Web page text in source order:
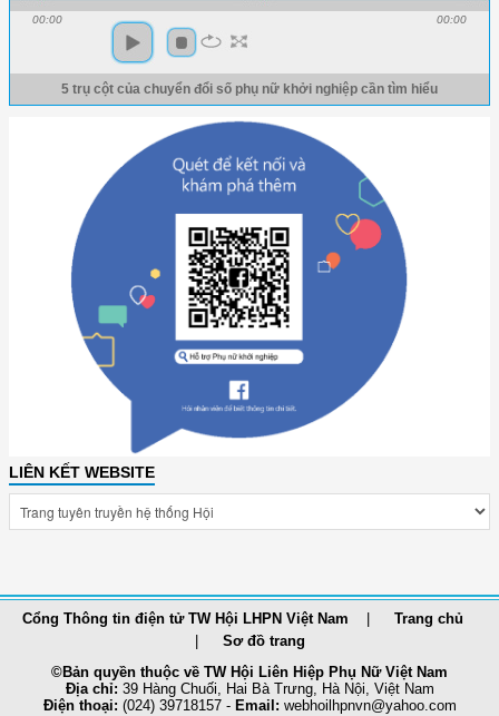
00:00 00:00
5 trụ cột của chuyển đổi số phụ nữ khởi nghiệp cần tìm hiểu
LIÊN KẾT WEBSITE
Cổng Thông tin điện tử TW Hội LHPN Việt Nam
Trang chủ
Sơ đồ trang
©Bản quyền thuộc về TW Hội Liên Hiệp Phụ Nữ Việt Nam
Địa chỉ: 39 Hàng Chuối, Hai Bà Trưng, Hà Nội, Việt Nam
Điện thoại: (024) 39718157 - Email: webhoilhpnvn@yahoo.com